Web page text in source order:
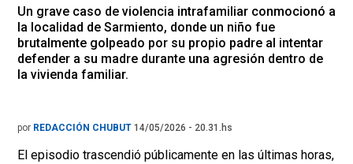
Un grave caso de violencia intrafamiliar conmocionó a
la localidad de Sarmiento, donde un niño fue
brutalmente golpeado por su propio padre al intentar
defender a su madre durante una agresión dentro de
la vivienda familiar.
por REDACCIÓN CHUBUT 14/05/2026 - 20.31.hs
El episodio trascendió públicamente en las últimas horas,